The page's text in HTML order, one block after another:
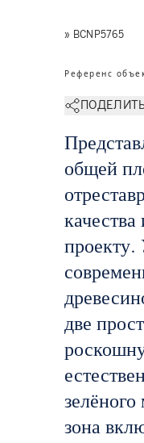
» BCNP5765
Референс
общей
проекту.
две
зона